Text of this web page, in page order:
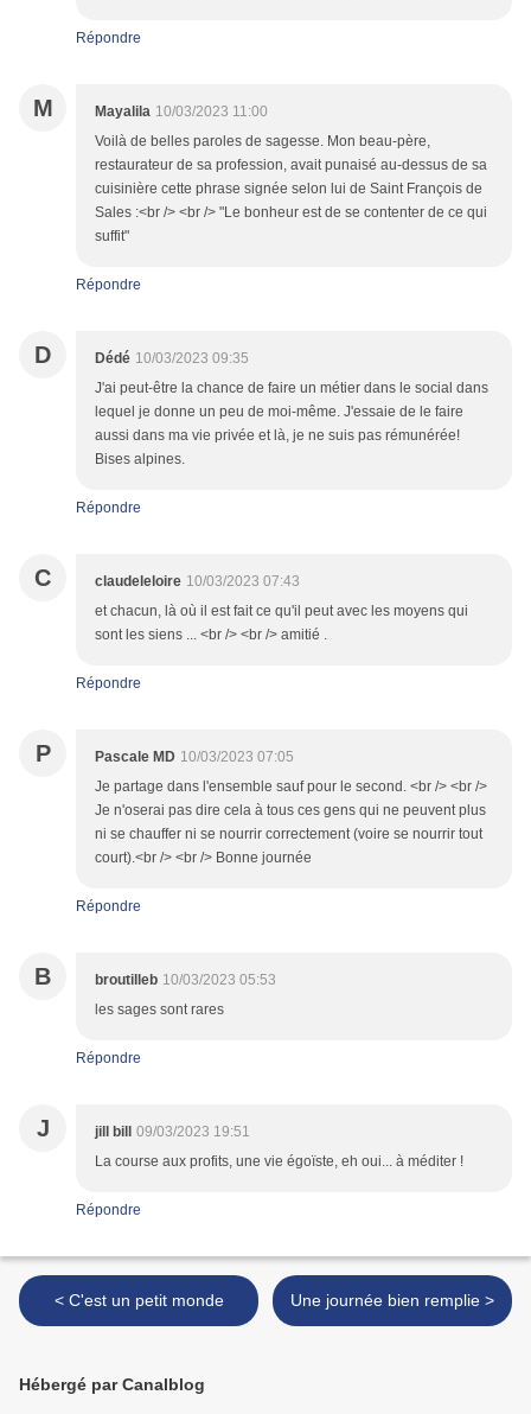
Répondre
M Mayalila 10/03/2023 11:00
Voilà de belles paroles de sagesse. Mon beau-père,
restaurateur de sa profession, avait punaisé au-dessus de sa
cuisinière cette phrase signée selon lui de Saint François de
Sales :<br /> <br /> "Le bonheur est de se contenter de ce qui
suffit"
Répondre
D Dédé 10/03/2023 09:35
J'ai peut-être la chance de faire un métier dans le social dans
lequel je donne un peu de moi-même. J'essaie de le faire
aussi dans ma vie privée et là, je ne suis pas rémunérée!
Bises alpines.
Répondre
C claudeleloire 10/03/2023 07:43
et chacun, là où il est fait ce qu'il peut avec les moyens qui
sont les siens ... <br /> <br /> amitié .
Répondre
P Pascale MD 10/03/2023 07:05
Je partage dans l'ensemble sauf pour le second. <br /> <br />
Je n'oserai pas dire cela à tous ces gens qui ne peuvent plus
ni se chauffer ni se nourrir correctement (voire se nourrir tout
court).<br /> <br /> Bonne journée
Répondre
B broutilleb 10/03/2023 05:53
les sages sont rares
Répondre
J jill bill
09/03/2023 19:51
La course aux profits, une vie égoïste, eh oui... à méditer !
Répondre
< C'est un petit monde Une journée bien remplie >
Hébergé par Canalblog